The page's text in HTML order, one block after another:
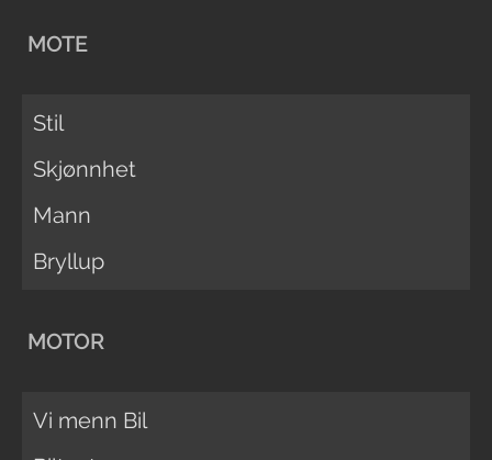
MOTE
Stil
Skjønnhet
Mann
Bryllup
MOTOR
Vi menn Bil